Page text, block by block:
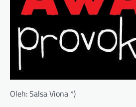
Oleh: Salsa Viona *)